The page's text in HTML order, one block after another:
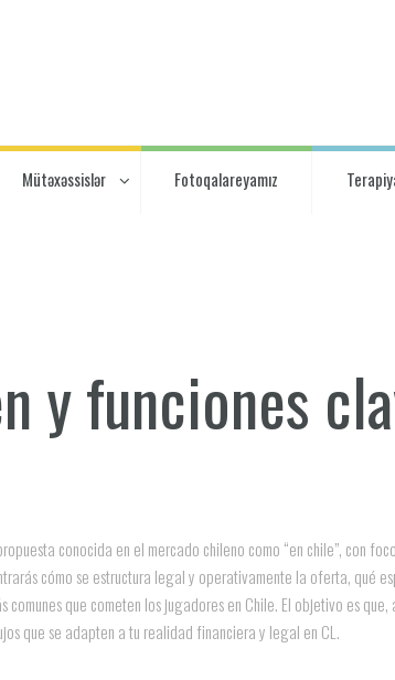
Mütəxəssislər Fotoqalareyamız
y funciones
conocida en el mercado chileno como “en chile”, con
cómo se estructura legal y operativamente la oferta, qué
que cometen los jugadores en Chile. El objetivo es
que se adapten a tu realidad financiera y legal en CL.